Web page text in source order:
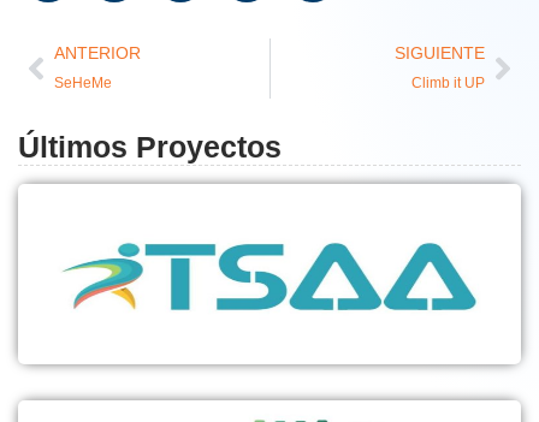
ANTERIOR
SeHeMe
SIGUIENTE
Climb it UP
Últimos Proyectos